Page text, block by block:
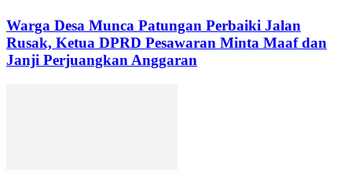
Warga Desa Munca Patungan Perbaiki Jalan
Rusak, Ketua DPRD Pesawaran Minta Maaf dan
Janji Perjuangkan Anggaran